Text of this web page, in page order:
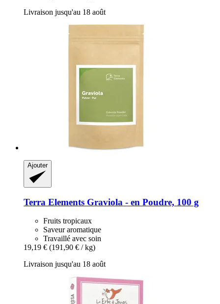
Livraison jusqu'au 18 août
Ajouter
Terra Elements Graviola -​ en Poudre, 100 g
Fruits tropicaux
Saveur aromatique
Travaillé avec soin
19,19 € (191,90 € / kg)
Livraison jusqu'au 18 août